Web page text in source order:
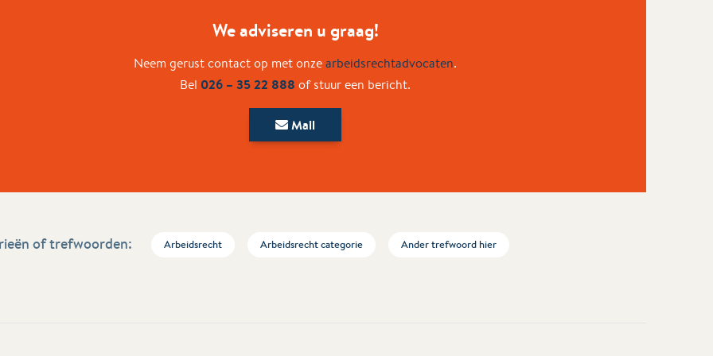
We adviseren u graag!
Neem gerust contact op met onzearbeidsrechtadvocaten.
Bel 026 – 35 22 888 of stuur een bericht.
Mail
of trefwoorden: Arbeidsrecht Arbeidsrecht categorie Ander trefwoord hier